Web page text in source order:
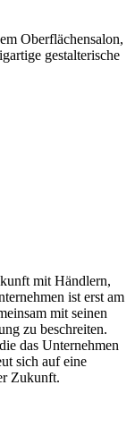
Oberflächensalon,
gestalterische
mit Händlern,
ist erst am
mit seinen
zu beschreiten.
das Unternehmen
sich auf eine
Zukunft.